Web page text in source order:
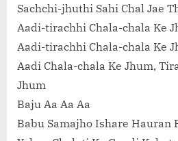
Sachchi-jhuthi Sahi Chal Jae
Aadi-tirachhi Chala-chala Ke
Aadi-tirachhi Chala-chala Ke
Aadi Chala-chala Ke Jhum,
Jhum
Baju Aa Aa Aa
Babu Samajho Ishare Hauran